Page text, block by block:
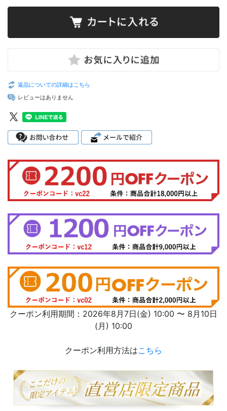
返品についての詳細はこちら
レビューはありません
クーポン利用期間：2026年8月7日(金) 10:00 〜 8月10日
(月) 10:00
クーポン利用方法はこちら